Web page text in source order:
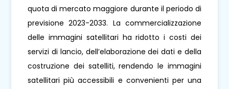
quota di mercato maggiore durante il periodo di
previsione 2023-2033. La commercializzazione
delle immagini satellitari ha ridotto i costi dei
servizi di lancio, dell’elaborazione dei dati e della
costruzione dei satelliti, rendendo le immagini
satellitari più accessibili e convenienti per una